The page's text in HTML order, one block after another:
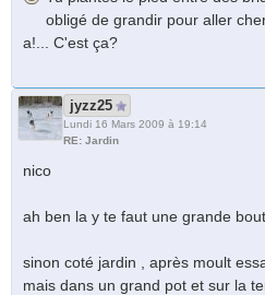
obligé de grandir pour aller
a!... C'est ça?
jyzz25
Lundi 16 Mars 2009 à 19:14
RE: Jardin
nico
ah ben la y te faut une grande
sinon coté jardin , après moult
mais dans un grand pot et sur la